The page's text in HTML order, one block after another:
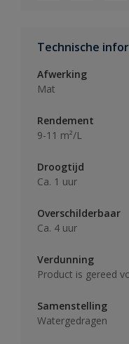
Technische
Afwerking
Mat
Rendement
9-11 m²/L
Droogtijd
Ca. 1 uur
Overschilderbaar
Ca. 4 uur
Verdunning
Product is gereed
Samenstelling
Watergedragen